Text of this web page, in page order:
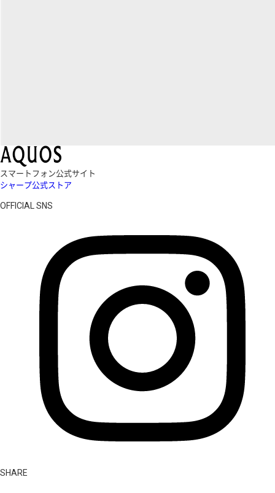
スマートフォン公式サイト
シャープ公式ストア
OFFICIAL SNS
SHARE